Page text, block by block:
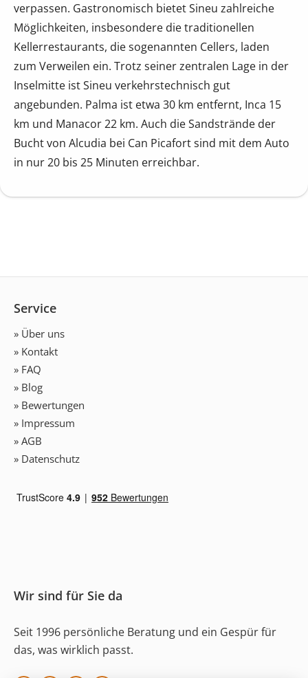
verpassen. Gastronomisch bietet Sineu zahlreiche
Möglichkeiten, insbesondere die traditionellen
Kellerrestaurants, die sogenannten Cellers, laden
zum Verweilen ein. Trotz seiner zentralen Lage in der
Inselmitte ist Sineu verkehrstechnisch gut
angebunden. Palma ist etwa 30 km entfernt, Inca 15
km und Manacor 22 km. Auch die Sandstrände der
Bucht von Alcudia bei Can Picafort sind mit dem Auto
in nur 20 bis 25 Minuten erreichbar.
Service
» Über uns
» Kontakt
» FAQ
» Blog
» Bewertungen
» Impressum
» AGB
» Datenschutz
Wir sind für Sie da
Seit 1996 persönliche Beratung und ein Gespür für
das, was wirklich passt.